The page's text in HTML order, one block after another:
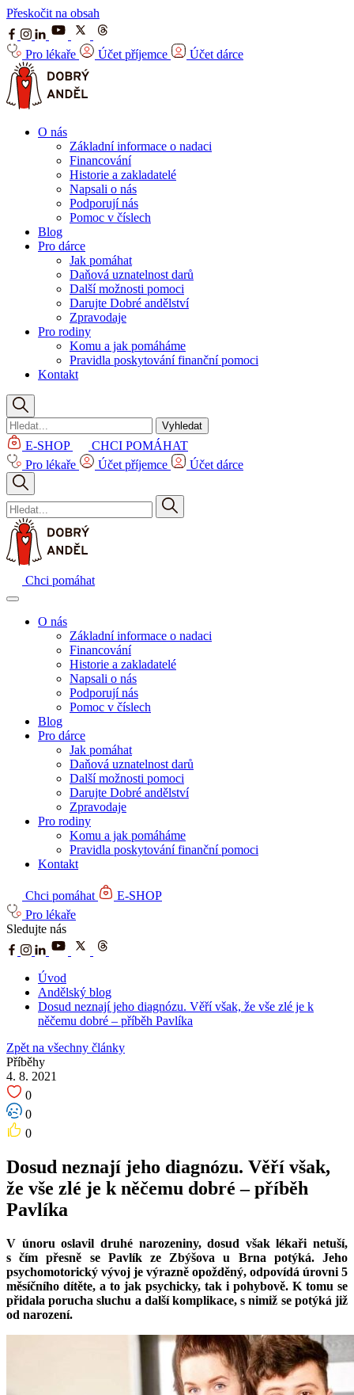
Přeskočit na obsah
Pro lékaře Účet příjemce Účet dárce
O nás
Základní informace o nadaci
Financování
Historie a zakladatelé
Napsali o nás
Podporují nás
Pomoc v číslech
Blog
Pro dárce
Jak pomáhat
Daňová uznatelnost darů
Další možnosti pomoci
Darujte Dobré andělství
Zpravodaje
Pro rodiny
Komu a jak pomáháme
Pravidla poskytování finanční pomoci
Kontakt
Vyhledat
E-SHOP
CHCI POMÁHAT
Pro lékaře
Účet příjemce Účet dárce
Chci pomáhat
O nás
Základní informace o nadaci
Financování
Historie a zakladatelé
Napsali o nás
Podporují nás
Pomoc v číslech
Blog
Pro dárce
Jak pomáhat
Daňová uznatelnost darů
Další možnosti pomoci
Darujte Dobré andělství
Zpravodaje
Pro rodiny
Komu a jak pomáháme
Pravidla poskytování finanční pomoci
Kontakt
Chci pomáhat
E-SHOP
Pro lékaře
Sledujte nás
Úvod
Andělský blog
Dosud neznají jeho diagnózu. Věří však, že vše zlé je k
něčemu dobré – příběh Pavlíka
Zpět na všechny články
Příběhy
4. 8. 2021
0
0
0
Dosud neznají jeho diagnózu. Věří však,
že vše zlé je k něčemu dobré – příběh
Pavlíka
V únoru oslavil druhé narozeniny, dosud však lékaři netuší,
s čím přesně se Pavlík ze Zbýšova u Brna potýká. Jeho
psychomotorický vývoj je výrazně opožděný, odpovídá úrovni 5
měsíčního dítěte, a to jak psychicky, tak i pohybově. K tomu se
přidala porucha sluchu a další komplikace, s nimiž se potýká již
od narození.